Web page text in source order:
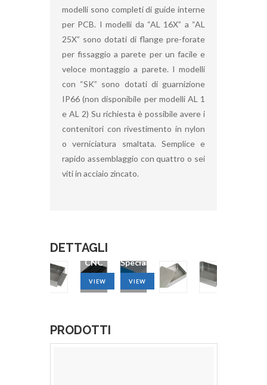
modelli sono completi di guide interne
per PCB. I modelli da “AL 16X” a “AL
25X” sono dotati di flange pre-forate
per fissaggio a parete per un facile e
veloce montaggio a parete. I modelli
con “SK” sono dotati di guarnizione
IP66 (non disponibile per modelli AL 1
e AL 2) Su richiesta è possibile avere i
contenitori con rivestimento in nylon
o verniciatura smaltata. Semplice e
rapido assemblaggio con quattro o sei
viti in acciaio zincato.
DETTAGLI
Lavorazione
CNC
VIEW
Speciali
VIEW
PRODOTTI